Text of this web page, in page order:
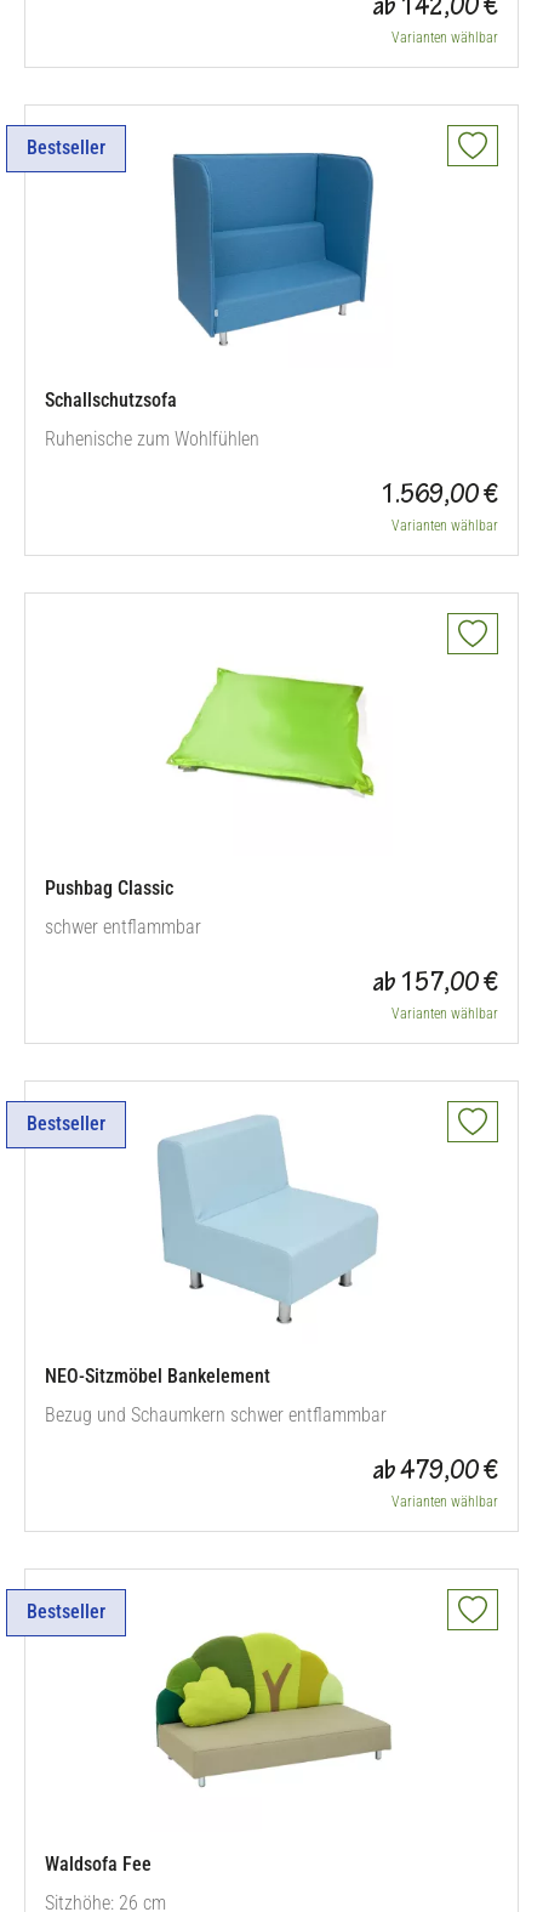
ab 142,00 €
Varianten wählbar
Bestseller
Schallschutzsofa
Ruhenische zum Wohlfühlen
1.569,00 €
Varianten wählbar
Pushbag Classic
schwer entflammbar
ab 157,00 €
Varianten wählbar
Bestseller
NEO-Sitzmöbel Bankelement
Bezug und Schaumkern schwer entflammbar
ab 479,00 €
Varianten wählbar
Bestseller
Waldsofa Fee
Sitzhöhe: 26 cm